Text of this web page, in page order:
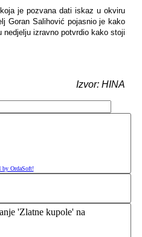
je pozvana dati iskaz u okviru
Goran Salihović pojasnio je kako
izravno potvrdio kako stoji
Izvor: HINA
by OrdaSoft!
'Zlatne kupole' na